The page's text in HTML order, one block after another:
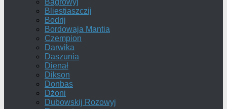
Bagrowyj
Bliestiaszczij
Bodrij
Bordowaja Mantia
Czempion
Darwika
Daszunia
Dienał
Dikson
Donbas
Dżoni
Dubowskij Rozowyj